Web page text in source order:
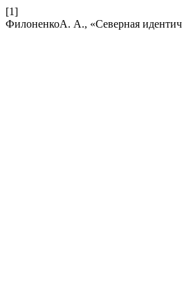
[1]
ФилоненкоА. А., «Северная